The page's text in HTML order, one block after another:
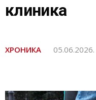
клиника
ХРОНИКА 05.06.2026.